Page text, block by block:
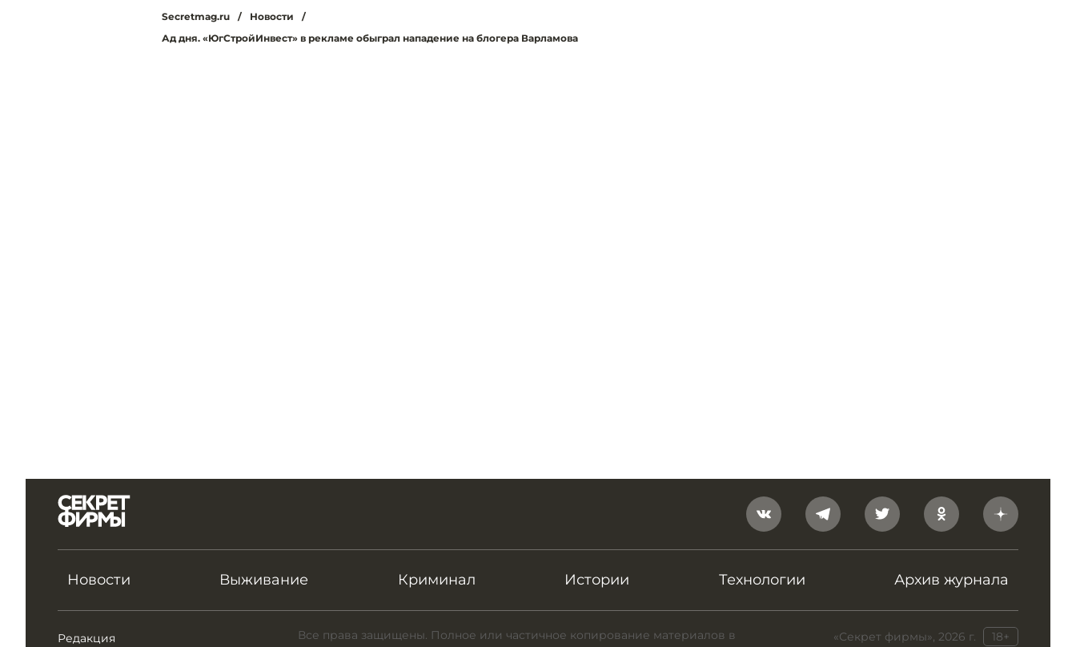
Secretmag.ru / Новости
/
Ад дня. «ЮгСтройИнвест» в рекламе обыграл нападение на блогера Варламова
Новости Выживание Криминал Истории Технологии Архив журнала
Редакция «Секрет фирмы», 2026 г. 18+
Все права защищены. Полное или частичное копирование материалов в